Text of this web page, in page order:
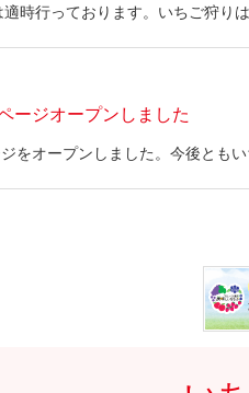
時行っております。いちご狩り
ージオープンしました
をオープンしました。今後とも